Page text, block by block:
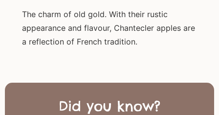
The charm of old gold. With their rustic
appearance and flavour, Chantecler apples are
a reflection of French tradition.
Did you know?